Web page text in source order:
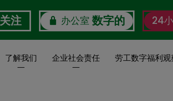
注 办公室 数字的 24
了解我们 企业社会责任 劳工数字福利